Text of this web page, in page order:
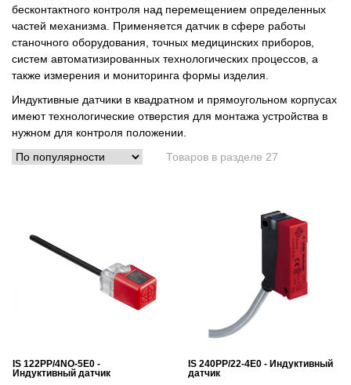
бесконтактного контроля над перемещением определенных
частей механизма. Применяется датчик в сфере работы
станочного оборудования, точных медицинских приборов,
систем автоматизированных технологических процессов, а
также измерения и мониторинга формы изделия.
Индуктивные датчики в квадратном и прямоугольном корпусах
имеют технологические отверстия для монтажа устройства в
нужном для контроля положении.
Товаров в разделе 27
IS 122PP/4NO-5E0 -
Индуктивный датчик
IS 240PP/22-4E0 - Индуктивный
датчик